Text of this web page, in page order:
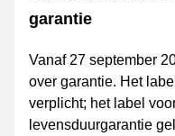
garantie
Vanaf 27 september
over garantie. Het
verplicht; het label
levensduurgarantie